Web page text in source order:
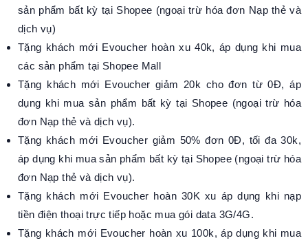
sản phẩm bất kỳ tại Shopee (ngoại trừ hóa đơn Nạp thẻ và
dịch vụ)
Tặng khách mới Evoucher hoàn xu 40k, áp dụng khi mua
các sản phẩm tại Shopee Mall
Tặng khách mới Evoucher giảm 20k cho đơn từ 0Đ, áp
dụng khi mua sản phẩm bất kỳ tại Shopee (ngoại trừ hóa
đơn Nạp thẻ và dịch vụ).
Tặng khách mới Evoucher giảm 50% đơn 0Đ, tối đa 30k,
áp dụng khi mua sản phẩm bất kỳ tại Shopee (ngoại trừ hóa
đơn Nạp thẻ và dịch vụ).
Tặng khách mới Evoucher hoàn 30K xu áp dụng khi nạp
tiền điện thoại trực tiếp hoặc mua gói data 3G/4G.
Tặng khách mới Evoucher hoàn xu 100k, áp dụng khi mua